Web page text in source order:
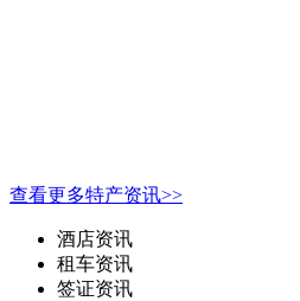
查看更多特产资讯>>
酒店资讯
租车资讯
签证资讯